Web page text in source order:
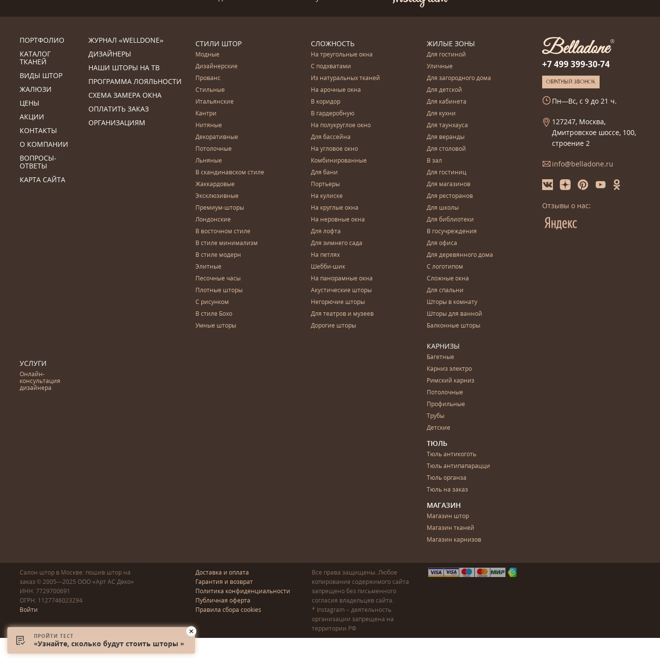
ПОРТФОЛИО
КАТАЛОГ
ТКАНЕЙ
ВИДЫ ШТОР
ЖАЛЮЗИ
ЦЕНЫ
АКЦИИ
КОНТАКТЫ
О КОМПАНИИ
ВОПРОСЫ-
ОТВЕТЫ
КАРТА САЙТА
ЖУРНАЛ «WELLDONE»
ДИЗАЙНЕРЫ
НАШИ ШТОРЫ НА ТВ
ПРОГРАММА ЛОЯЛЬНОСТИ
СХЕМА ЗАМЕРА ОКНА
ОПЛАТИТЬ ЗАКАЗ
ОРГАНИЗАЦИЯМ
УСЛУГИ
Онлайн-
консультация
дизайнера
СТИЛИ ШТОР
Модные
Дизайнерские
Прованс
Стильные
Итальянские
Кантри
Нитяные
Декоративные
Потолочные
Льняные
В скандинавском стиле
Жаккардовые
Эксклюзивные
Премиум-шторы
Лондонские
В восточном стиле
В стиле минимализм
В стиле модерн
Элитные
Песочные часы
Плотные шторы
С рисунком
В стиле Бохо
Умные шторы
СЛОЖНОСТЬ
На треугольные окна
С подхватами
Из натуральных тканей
На арочные окна
В коридор
В гардеробную
На полукруглое окно
Для бассейна
На угловое окно
Комбинированные
Для бани
Портьеры
На кулиске
На круглые окна
На неровные окна
Для лофта
Для зимнего сада
На петлях
Шебби-шик
На панорамные окна
Акустические шторы
Негорючие шторы
Для театров и музеев
Дорогие шторы
ЖИЛЫЕ ЗОНЫ
Для гостиной
Уличные
Для загородного дома
Для детской
Для кабинета
Для кухни
Для таунхауса
Для веранды
Для столовой
В зал
Для гостиниц
Для магазинов
Для ресторанов
Для школы
Для библиотеки
В госучреждения
Для офиса
Для деревянного дома
С логотипом
Сложные окна
Для спальни
Шторы в комнату
Шторы для ванной
Балконные шторы
КАРНИЗЫ
Багетные
Карниз электро
Римский карниз
Потолочные
Профильные
Трубы
Детские
ТЮЛЬ
Тюль антикоготь
Тюль антипапарацци
Тюль органза
Тюль на заказ
МАГАЗИН
Магазин штор
Магазин тканей
Магазин карнизов
+7 499 399-30-74
ОБРАТНЫЙ ЗВОНОК
Пн—Вс, с 9 до 21 ч.
127247, Москва,
Дмитровское шоссе, 100,
строение 2
info@belladone.ru
Отзывы о нас:
Салон штор в Москве: пошив штор на
заказ © 2005—2025 ООО «Арт АС Деко»
ИНН: 7729700691
ОГРН: 1127746023294
Войти
Доставка и оплата
Гарантия и возврат
Политика конфиденциальности
Публичная оферта
Правила сбора cookies
Все права защищены. Любое
копирование содержимого сайта
запрещено без письменного
согласия владельцев сайта.
* Instagram – деятельность
организации запрещена на
территории РФ
ПРОЙТИ ТЕСТ
«Узнайте, сколько будут стоить шторы »